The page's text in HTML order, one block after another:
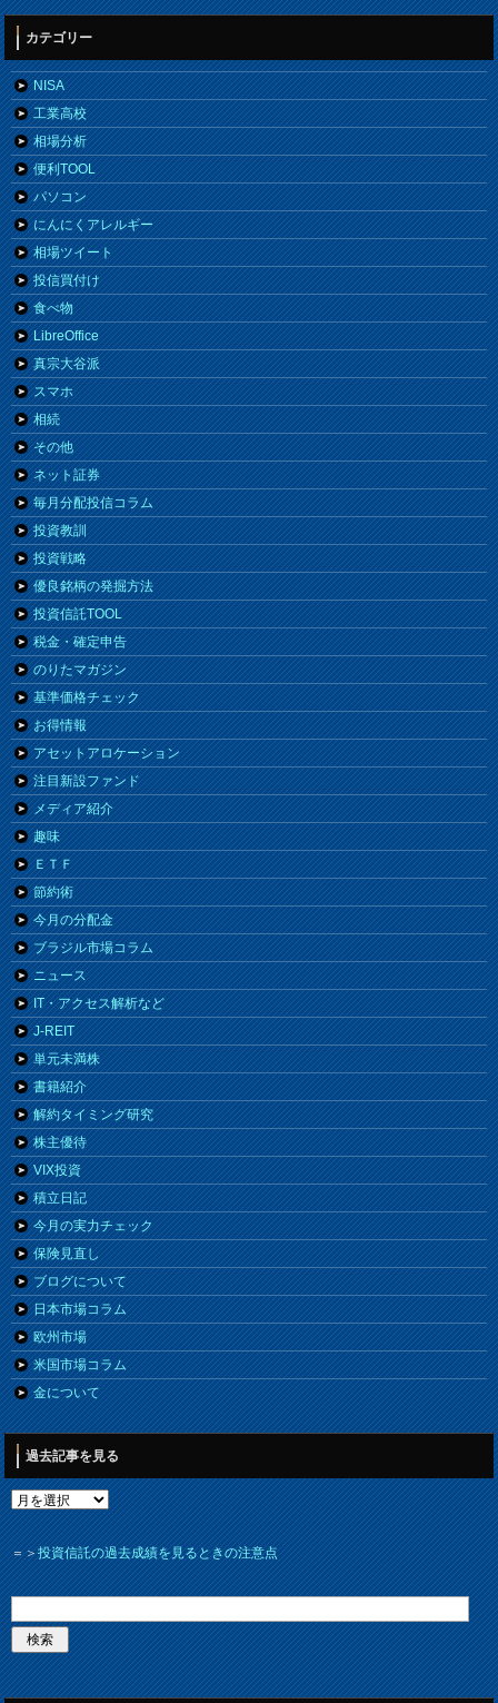
カテゴリー
NISA
工業高校
相場分析
便利TOOL
パソコン
にんにくアレルギー
相場ツイート
投信買付け
食べ物
LibreOffice
真宗大谷派
スマホ
相続
その他
ネット証券
毎月分配投信コラム
投資教訓
投資戦略
優良銘柄の発掘方法
投資信託TOOL
税金・確定申告
のりたマガジン
基準価格チェック
お得情報
アセットアロケーション
注目新設ファンド
メディア紹介
趣味
ＥＴＦ
節約術
今月の分配金
ブラジル市場コラム
ニュース
IT・アクセス解析など
J-REIT
単元未満株
書籍紹介
解約タイミング研究
株主優待
VIX投資
積立日記
今月の実力チェック
保険見直し
ブログについて
日本市場コラム
欧州市場
米国市場コラム
金について
過去記事を見る
＝＞投資信託の過去成績を見るときの注意点